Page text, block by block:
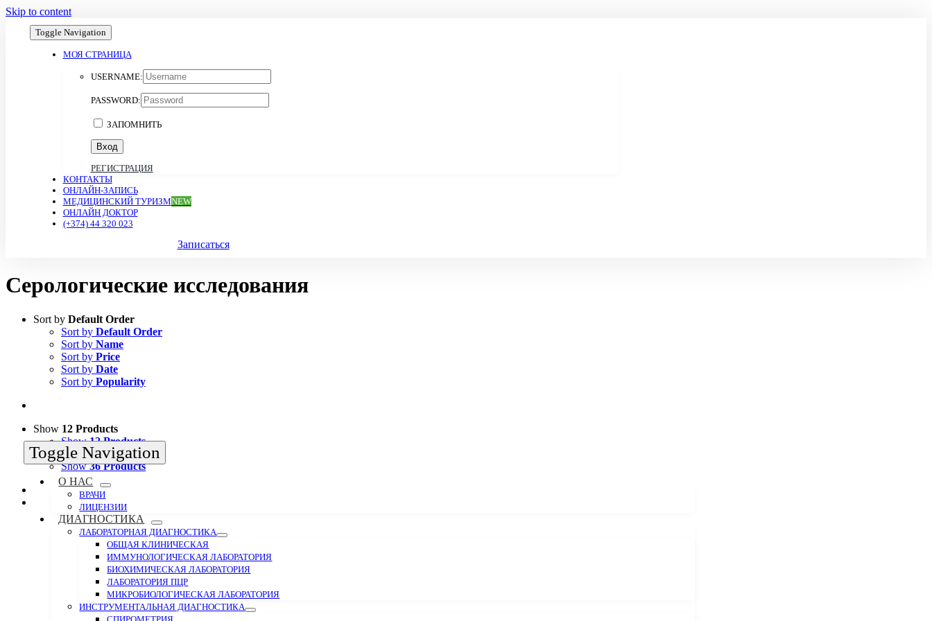
Skip to content
Toggle Navigation
МОЯ СТРАНИЦА
USERNAME:
PASSWORD:
ЗАПОМНИТЬ
РЕГИСТРАЦИЯ
КОНТАКТЫ
ОНЛАЙН-ЗАПИСЬ
МЕДИЦИНСКИЙ ТУРИЗМNEW
ОНЛАЙН ДОКТОР
(+374) 44 320 023
Записаться
Toggle Navigation
О НАС
ВРАЧИ
ЛИЦЕНЗИИ
ДИАГНОСТИКА
ЛАБОРАТОРНАЯ ДИАГНОСТИКА
ОБЩАЯ КЛИНИЧЕСКАЯ
ИММУНОЛОГИЧЕСКАЯ ЛАБОРАТОРИЯ
БИОХИМИЧЕСКАЯ ЛАБОРАТОРИЯ
ЛАБОРАТОРИЯ ПЦР
МИКРОБИОЛОГИЧЕСКАЯ ЛАБОРАТОРИЯ
ИНСТРУМЕНТАЛЬНАЯ ДИАГНОСТИКА
Серологические исследования
Sort by Default Order
Sort by Default Order
Sort by Name
Sort by Price
Sort by Date
Sort by Popularity
Show 12 Products
Show12 Products
Show24 Products
Show36 Products